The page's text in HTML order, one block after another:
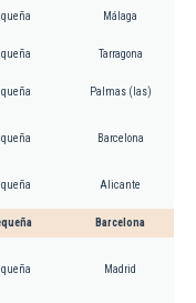
Málaga
Tarragona
Palmas (las)
Barcelona
Alicante
Barcelona
Madrid